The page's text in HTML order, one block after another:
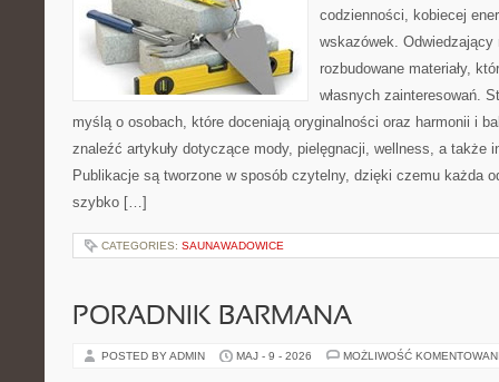
codzienności, kobiecej
wskazówek.
rozbudowane materiały,
własnych zainteresowań.
myślą o osobach, które doceniają oryginalności oraz harmonii i
znaleźć artykuły dotyczące mody, pielęgnacji, wellness, a także
Publikacje są tworzone w sposób czytelny, dzięki czemu każda
szybko […]
CATEGORIES: SAUNAWADOWICE
PORADNIK BARMANA
POSTED BY ADMIN MAJ - 9 - 2026 MOŻLIWOŚĆ